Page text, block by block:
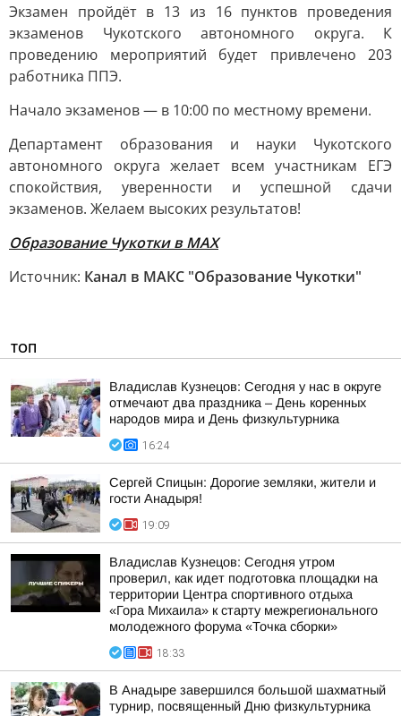
Экзамен пройдёт в 13 из 16 пунктов проведения
экзаменов Чукотского автономного округа. К
проведению мероприятий будет привлечено 203
работника ППЭ.
Начало экзаменов — в 10:00 по местному времени.
Департамент образования и науки Чукотского
автономного округа желает всем участникам ЕГЭ
спокойствия, уверенности и успешной сдачи
экзаменов. Желаем высоких результатов!
Образование Чукотки в MAX
Источник: Канал в МАКС "Образование Чукотки"
ТОП
Владислав Кузнецов: Сегодня у нас в округе
отмечают два праздника – День коренных
народов мира и День физкультурника
16:24
Сергей Спицын: Дорогие земляки, жители и
гости Анадыря!
19:09
Владислав Кузнецов: Сегодня утром
проверил, как идет подготовка площадки на
территории Центра спортивного отдыха
«Гора Михаила» к старту межрегионального
молодежного форума «Точка сборки»
18:33
В Анадыре завершился большой шахматный
турнир, посвященный Дню физкультурника